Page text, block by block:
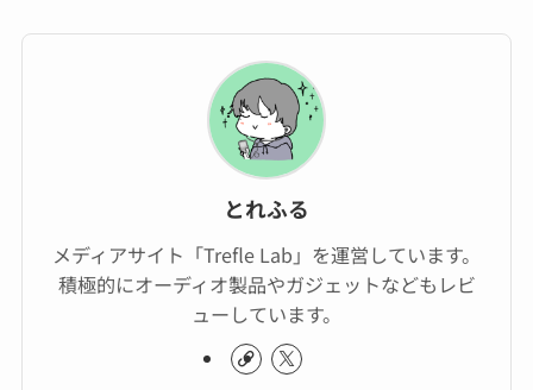
とれふる
メディアサイト「Trefle Lab」を運営しています。
積極的にオーディオ製品やガジェットなどもレビ
ューしています。